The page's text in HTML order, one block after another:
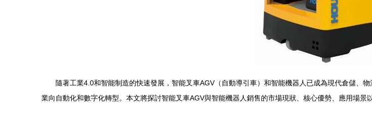
隨著工業4.0和智能制造的快速發展，智能叉車AGV（自動導引車）和智能機器人已成為現代倉儲、
業向自動化和數字化轉型。本文將探討智能叉車AGV與智能機器人銷售的市場現狀、核心優勢、應用場景